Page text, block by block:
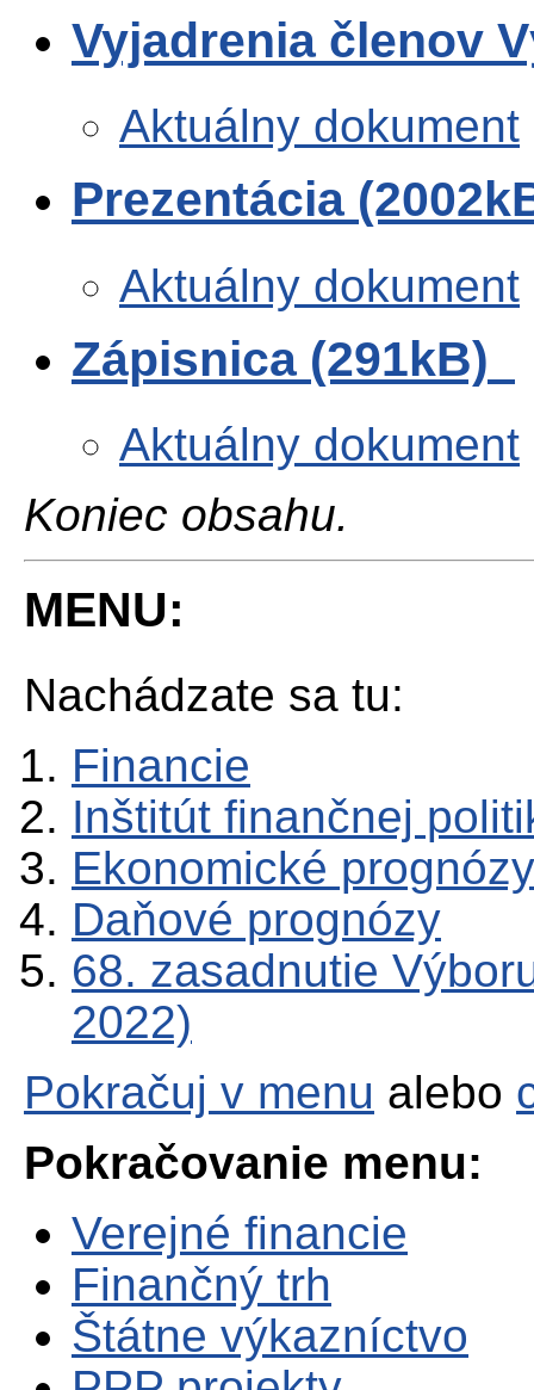
Vyjadrenia členov
Aktuálny dokument
Prezentácia
Aktuálny dokument
Zápisnica (291kB)
Aktuálny dokument
Koniec obsahu.
MENU:
Nachádzate sa tu:
Financie
Inštitút finančnej
Ekonomické prognózy
Daňové prognózy
68. zasadnutie
2022)
Pokračuj v menu alebo
Pokračovanie menu:
Verejné financie
Finančný trh
Štátne výkazníctvo